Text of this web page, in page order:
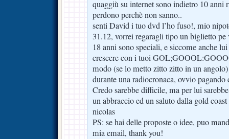
quaggiù su internet sono indietro 10 anni
perdono perchè non sanno..
senti David i tuo dvd l’ho fuso!, mio
31.12, vorrei regaragli tipo un biglietto pe
18 anni sono speciali, e siccome anche
crescere con i tuoi
modo (se lo metto zitto zitto in un
durante una radiocronaca, ovvio pagando
Credo sarebbe difficile, ma per lui
un abbraccio ed un saluto dalla gold coast
nicolas
PS: se hai delle proposte o idee, puo
mia email, thank you!